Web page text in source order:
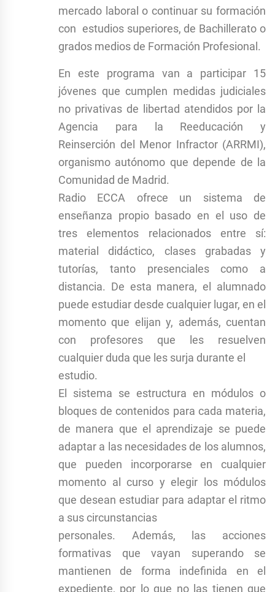
mercado laboral o continuar su formación
con estudios superiores, de Bachillerato o
grados medios de Formación Profesional.
En este programa van a participar 15
jóvenes que cumplen medidas judiciales
no privativas de libertad atendidos por la
Agencia para la Reeducación y
Reinserción del Menor Infractor (ARRMI),
organismo autónomo que depende de la
Comunidad de Madrid.
Radio ECCA ofrece un sistema de
enseñanza propio basado en el uso de
tres elementos relacionados entre sí:
material didáctico, clases grabadas y
tutorías, tanto presenciales como a
distancia. De esta manera, el alumnado
puede estudiar desde cualquier lugar, en el
momento que elijan y, además, cuentan
con profesores que les resuelven
cualquier duda que les surja durante el
estudio.
El sistema se estructura en módulos o
bloques de contenidos para cada materia,
de manera que el aprendizaje se puede
adaptar a las necesidades de los alumnos,
que pueden incorporarse en cualquier
momento al curso y elegir los módulos
que desean estudiar para adaptar el ritmo
a sus circunstancias
personales. Además, las acciones
formativas que vayan superando se
mantienen de forma indefinida en el
expediente, por lo que no las tienen que